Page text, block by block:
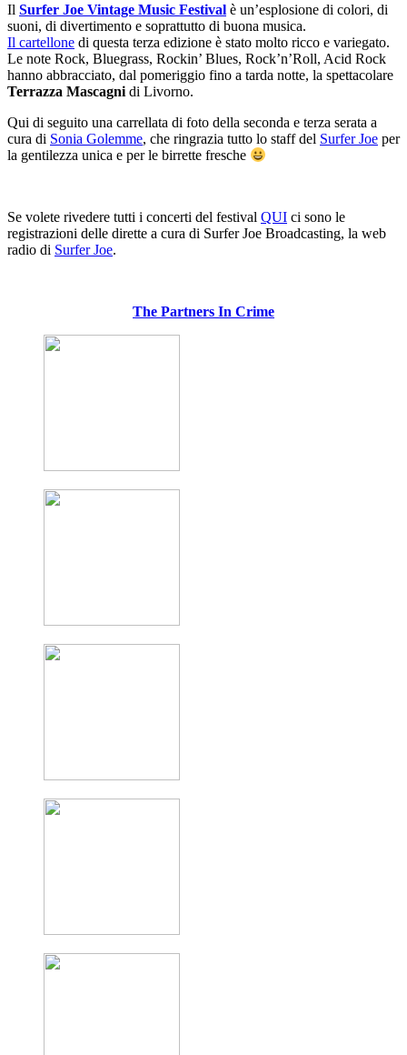
Il Surfer Joe Vintage Music Festival è un’esplosione di colori, di
suoni, di divertimento e soprattutto di buona musica.
Il cartellone di questa terza edizione è stato molto ricco e variegato.
Le note Rock, Bluegrass, Rockin’ Blues, Rock’n’Roll, Acid Rock
hanno abbracciato, dal pomeriggio fino a tarda notte, la spettacolare
Terrazza Mascagni di Livorno.
Qui di seguito una carrellata di foto della seconda e terza serata a
cura di Sonia Golemme, che ringrazia tutto lo staff del Surfer Joe per
la gentilezza unica e per le birrette fresche
Se volete rivedere tutti i concerti del festival QUI ci sono le
registrazioni delle dirette a cura di Surfer Joe Broadcasting, la web
radio di Surfer Joe.
The Partners In Crime